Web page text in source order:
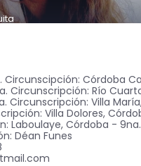
Circunscipción: Córdoba
Circunscripción: Río
Circunscripción: Villa María
Villa Dolores,
Laboulaye, Córdoba - 9na.
Déan Funes